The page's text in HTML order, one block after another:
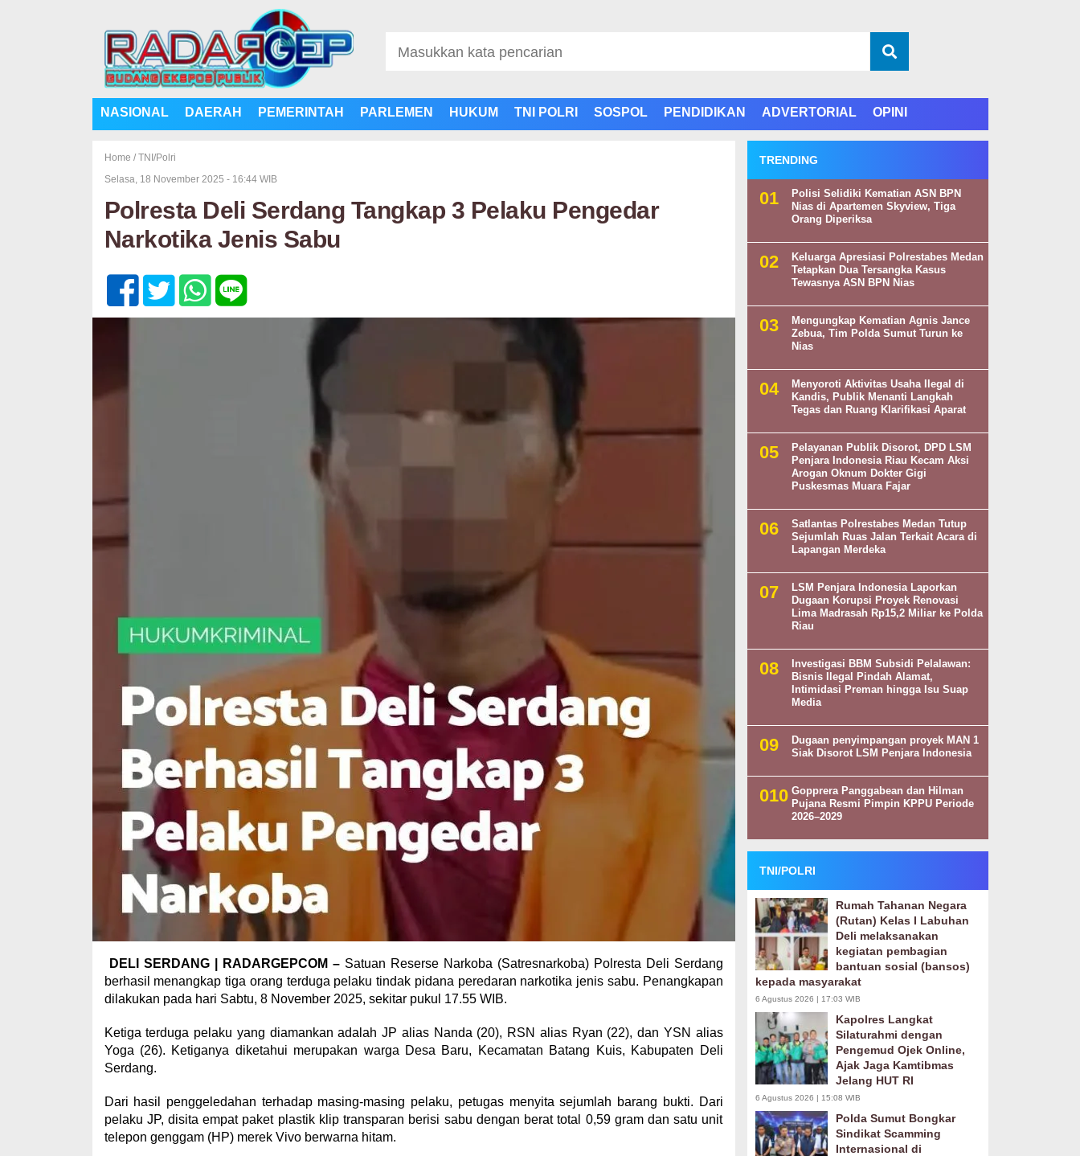
NASIONAL DAERAH PEMERINTAH PARLEMEN HUKUM TNI POLRI SOSPOL PENDIDIKAN ADVERTORIAL OPINI
Home / TNI/Polri
Selasa, 18 November 2025 - 16:44 WIB
Polresta Deli Serdang Tangkap 3 Pelaku Pengedar
Narkotika Jenis Sabu
DELI SERDANG | RADARGEPCOM –Satuan Reserse Narkoba (Satresnarkoba) Polresta Deli Serdang
berhasil menangkap tiga orang terduga pelaku tindak pidana peredaran narkotika jenis sabu. Penangkapan
dilakukan pada hari Sabtu, 8 November 2025, sekitar pukul 17.55 WIB.
Ketiga terduga pelaku yang diamankan adalah JP alias Nanda (20), RSN alias Ryan (22), dan YSN alias
Yoga (26). Ketiganya diketahui merupakan warga Desa Baru, Kecamatan Batang Kuis, Kabupaten Deli
Serdang.
Dari hasil penggeledahan terhadap masing-masing pelaku, petugas menyita sejumlah barang bukti. Dari
pelaku JP, disita empat paket plastik klip transparan berisi sabu dengan berat total 0,59 gram dan satu unit
telepon genggam (HP) merek Vivo berwarna hitam.
TRENDING
Polisi Selidiki Kematian ASN BPN
Nias di Apartemen Skyview, Tiga
Orang Diperiksa
Keluarga Apresiasi Polrestabes Medan
Tetapkan Dua Tersangka Kasus
Tewasnya ASN BPN Nias
Mengungkap Kematian Agnis Jance
Zebua, Tim Polda Sumut Turun ke
Nias
Menyoroti Aktivitas Usaha Ilegal di
Kandis, Publik Menanti Langkah
Tegas dan Ruang Klarifikasi Aparat
Pelayanan Publik Disorot, DPD LSM
Penjara Indonesia Riau Kecam Aksi
Arogan Oknum Dokter Gigi
Puskesmas Muara Fajar
Satlantas Polrestabes Medan Tutup
Sejumlah Ruas Jalan Terkait Acara di
Lapangan Merdeka
LSM Penjara Indonesia Laporkan
Dugaan Korupsi Proyek Renovasi
Lima Madrasah Rp15,2 Miliar ke Polda
Riau
Investigasi BBM Subsidi Pelalawan:
Bisnis Ilegal Pindah Alamat,
Intimidasi Preman hingga Isu Suap
Media
Dugaan penyimpangan proyek MAN 1
Siak Disorot LSM Penjara Indonesia
Gopprera Panggabean dan Hilman
Pujana Resmi Pimpin KPPU Periode
2026–2029
TNI/POLRI
Rumah Tahanan Negara
(Rutan) Kelas I Labuhan
Deli melaksanakan
kegiatan pembagian
bantuan sosial (bansos)
kepada masyarakat
6 Agustus 2026 | 17:03 WIB
Kapolres Langkat
Silaturahmi dengan
Pengemud Ojek Online,
Ajak Jaga Kamtibmas
Jelang HUT RI
6 Agustus 2026 | 15:08 WIB
Polda Sumut Bongkar
Sindikat Scamming
Internasional di